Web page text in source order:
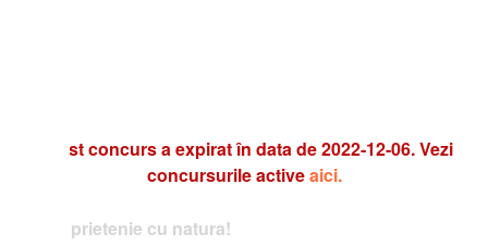
concurs a expirat în data de 2022-12-06. Vezi
concursurile activeaici.
cu natura!